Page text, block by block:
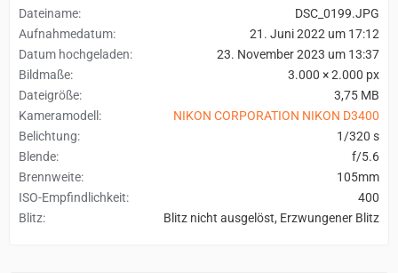
Dateiname
DSC_0199.JPG
Aufnahmedatum
21. Juni 2022 um 17:12
Datum hochgeladen
23. November 2023 um 13:37
Bildmaße
3.000 × 2.000 px
Dateigröße
3,75 MB
Kameramodell
NIKON CORPORATION NIKON D3400
Belichtung
1/320 s
Blende
f/5.6
Brennweite
105mm
ISO-Empfindlichkeit
400
Blitz
Blitz nicht ausgelöst, Erzwungener Blitz